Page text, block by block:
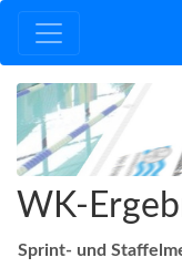
WK-
Sprint- und